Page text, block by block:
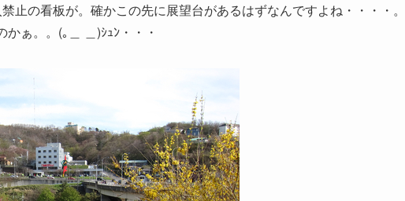
止の看板が。確かこの先に展望台があるはずなんですよね・・・・。
ぁ。。(｡＿ ＿)ｼｭﾝ・・・